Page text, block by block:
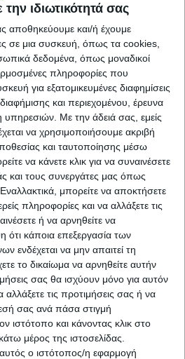
ιδιωτικότητά σας
αποθηκεύουμε και/ή έχουμε
σε μια συσκευή, όπως τα cookies,
δεδομένα, όπως μοναδικοί
πληροφορίες που
για εξατομικευμένες διαφημίσεις
και περιεχομένου, έρευνα
υπηρεσιών. Με την άδειά σας, εμείς
να χρησιμοποιήσουμε ακριβή
και ταυτοποίησης μέσω
να κάνετε κλικ για να συναινέσετε
και τους συνεργάτες μας όπως
μπορείτε να αποκτήσετε
πληροφορίες και να αλλάξετε τις
ή να αρνηθείτε να
ότι κάποια επεξεργασία των
ενδέχεται να μην απαιτεί τη
το δικαίωμα να αρνηθείτε αυτήν
σας θα ισχύουν μόνο για αυτόν
τις προτιμήσεις σας ή να
σας ανά πάσα στιγμή
ιστότοπο και κάνοντας κλικ στο
μέρος της ιστοσελίδας.
ο ιστότοπος/η εφαρμογή
από την ζωή ο σπουδαίος
δυτικότροπης μουσικής στην
Εθνικού μας Ύμνου.
Μιχάλη Τόμπρου, βρίσκεται
της Κέρκυρας.